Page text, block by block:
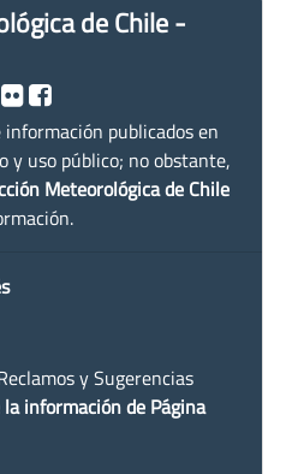
de Chile -
publicados en
y uso público; no obstante,
Meteorológica de Chile
y Sugerencias
información de Página